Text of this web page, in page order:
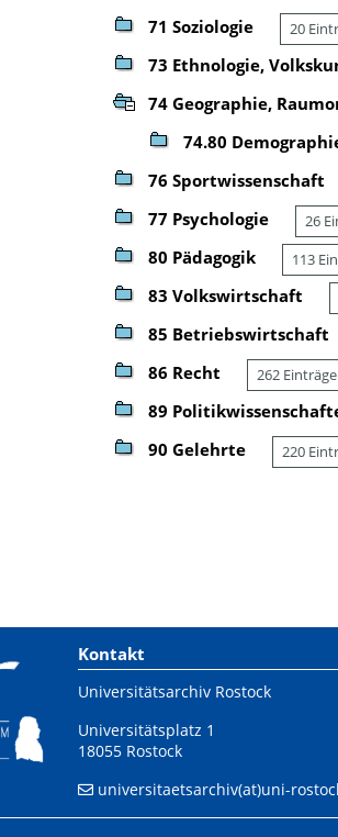
71 Soziologie 20
73 Ethnologie,
74 Geographie,
74.80
76 Sportwissenschaft
77 Psychologie 26
80 Pädagogik 113
83 Volkswirtschaft
85 Betriebswirtschaft
86 Recht 262 Einträge
89
90 Gelehrte 220
Kontakt
Universitätsarchiv Rostock
Universitätsplatz 1
18055 Rostock
universitaetsarchiv(at)uni-